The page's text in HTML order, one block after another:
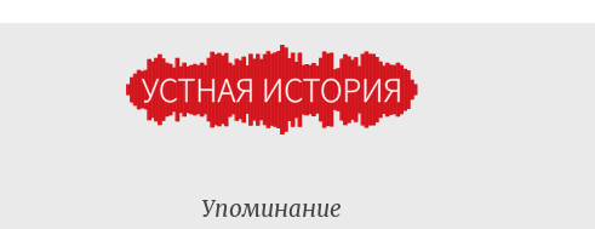
Упоминание